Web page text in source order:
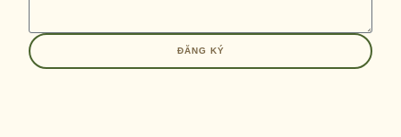
ĐĂNG KÝ